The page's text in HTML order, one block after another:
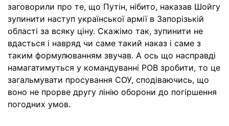
заговорили про те, що Путін, нібито, наказав Шойгу
зупинити наступ української армії в Запорізькій
області за всяку ціну. Скажімо так, зупинити не
вдасться і навряд чи саме такий наказ і саме з
таким формулюванням звучав. А ось що насправді
намагатимуться у командуванні РОВ зробити, то це
загальмувати просування СОУ, сподіваючись, що
воно не прорве другу лінію оборони до погіршення
погодних умов.